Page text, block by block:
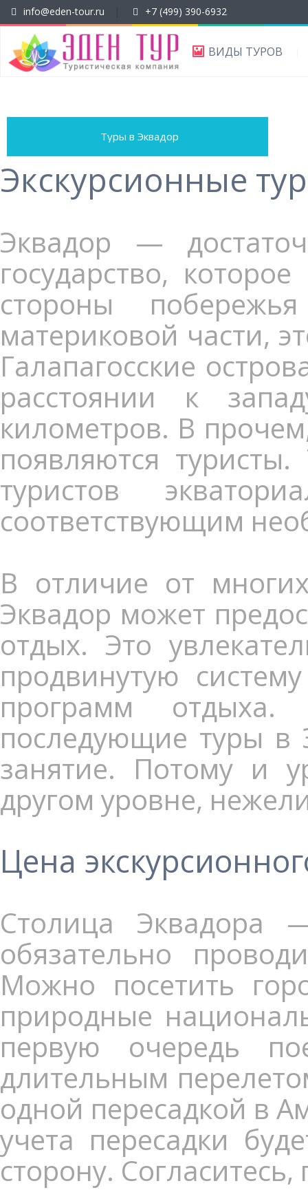
info@eden-tour.ru +7 (499) 390-6932
ВИДЫ ТУРОВ
Туры в Эквадор
Экскурсионные
Эквадор —
государство,
стороны
материковой части,
Галапагосские
расстоянии к
километров. В
появляются
туристов
соответствующим
В отличие от
Эквадор может
отдых. Это
продвинутую
программ
последующие туры в
занятие. Потому и
другом уровне,
Цена
Столица
обязательно
Можно посетить
природные
первую очередь
длительным
одной пересадкой в
учета пересадки
сторону.